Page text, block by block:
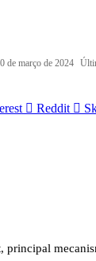
de março de 2024
Reddit
principal